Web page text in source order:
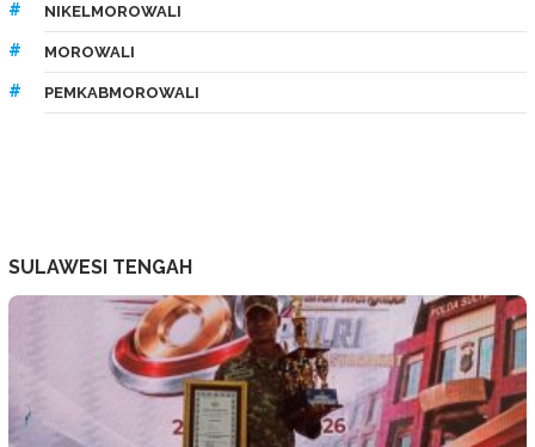
NIKELMOROWALI
MOROWALI
PEMKABMOROWALI
SULAWESI TENGAH